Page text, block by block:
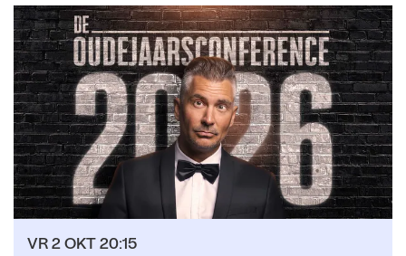
VR 2 OKT20:15